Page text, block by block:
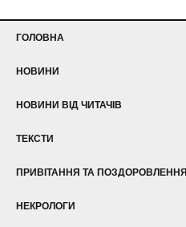
ГОЛОВНА
НОВИНИ
НОВИНИ ВІД ЧИТАЧІВ
ТЕКСТИ
ПРИВІТАННЯ ТА ПОЗДОРОВЛЕННЯ
НЕКРОЛОГИ